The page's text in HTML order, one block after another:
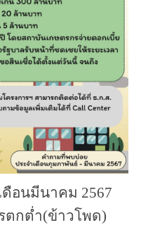
อนมีนาคม 2567
ตกต่ำ(ข้าวโพด)